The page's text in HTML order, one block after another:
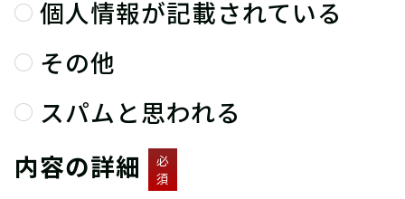
個人情報が記載されている
その他
スパムと思われる
内容の詳細
必
須